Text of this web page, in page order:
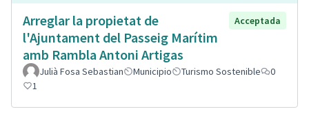
Arreglar la propietat de
l'Ajuntament del Passeig Marítim
amb Rambla Antoni Artigas
Acceptada
Julià Fosa Sebastian Municipio Turismo Sostenible
0
1